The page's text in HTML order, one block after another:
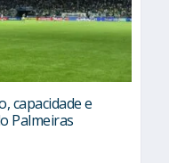
capacidade e
Palmeiras